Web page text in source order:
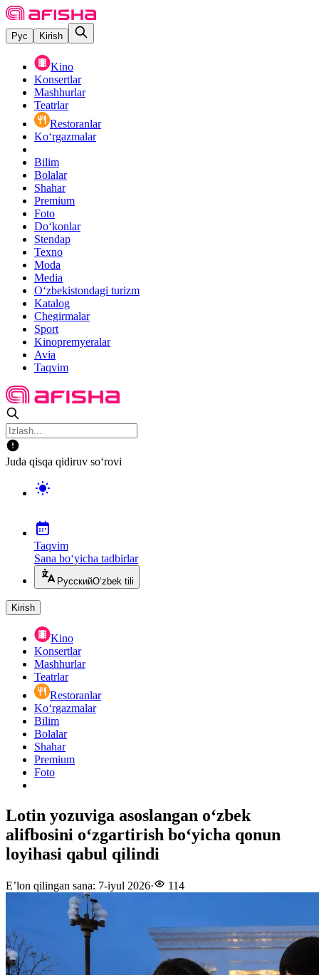
Рус Kirish
Kino
Konsertlar
Mashhurlar
Teatrlar
Restoranlar
Ko‘rgazmalar
Bilim
Bolalar
Shahar
Premium
Foto
Do‘konlar
Stendap
Texno
Moda
Media
O‘zbekistondagi turizm
Katalog
Chegirmalar
Sport
Kinopremyeralar
Avia
Taqvim
Juda qisqa qidiruv so‘rovi
Taqvim
Sana bo‘yicha tadbirlar
РусскийO‘zbek tili
Kirish
Kino
Konsertlar
Mashhurlar
Teatrlar
Restoranlar
Ko‘rgazmalar
Bilim
Bolalar
Shahar
Premium
Foto
Lotin yozuviga asoslangan o‘zbek
alifbosini o‘zgartirish bo‘yicha qonun
loyihasi qabul qilindi
E’lon qilingan sana: 7-iyul 2026· 114